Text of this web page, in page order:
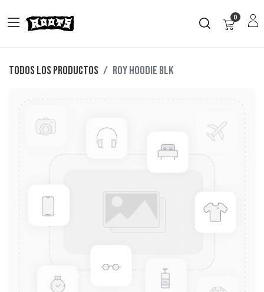
0
Todos los productos ROY HOODIE BLK